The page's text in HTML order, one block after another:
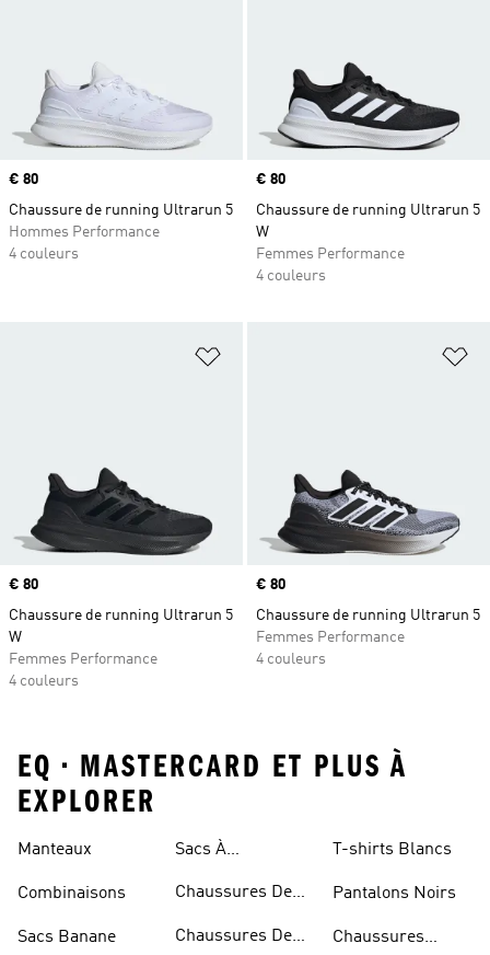
Prix
€ 80
Chaussure de running Ultrarun 5
Hommes Performance
4 couleurs
Prix
€ 80
Chaussure de running Ultrarun 5
W
Femmes Performance
4 couleurs
Ajouter à la Liste de produits
Prix
€ 80
Chaussure de running Ultrarun 5
W
Femmes Performance
4 couleurs
Prix
€ 80
Chaussure de running Ultrarun 5
Femmes Performance
4 couleurs
EQ • MASTERCARD ET PLUS À
EXPLORER
Manteaux
Combinaisons
Sacs Banane
Sacs À
Chaussures De
Chaussures De
T-shirts Blancs
Pantalons Noirs
Chaussures